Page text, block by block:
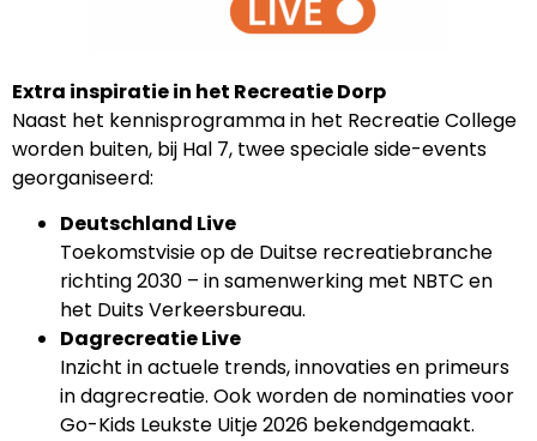
Extra inspiratie in het Recreatie Dorp
Naast het kennisprogramma in het Recreatie College
worden buiten, bij Hal 7, twee speciale side-events
georganiseerd:
Deutschland Live
Toekomstvisie op de Duitse recreatiebranche
richting 2030 – in samenwerking met NBTC en
het Duits Verkeersbureau.
Dagrecreatie Live
Inzicht in actuele trends, innovaties en primeurs
in dagrecreatie. Ook worden de nominaties voor
Go-Kids Leukste Uitje 2026 bekendgemaakt.